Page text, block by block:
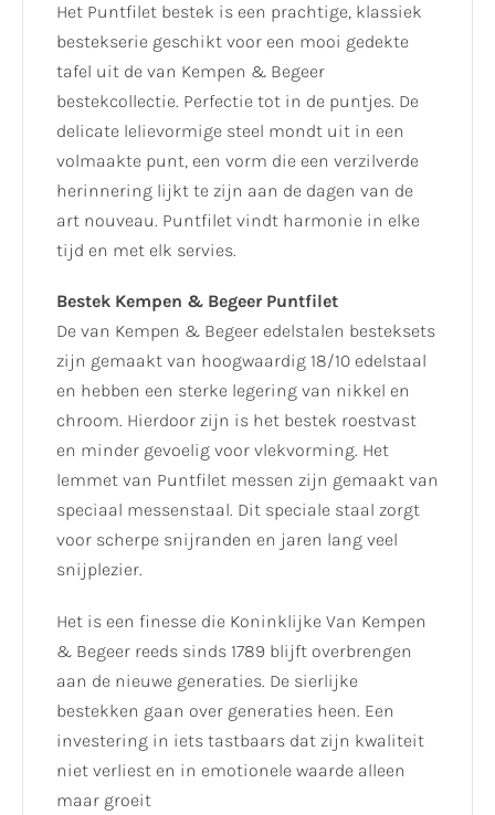
Het Puntfilet bestek is een prachtige, klassiek
bestekserie geschikt voor een mooi gedekte
tafel uit de van Kempen & Begeer
bestekcollectie. Perfectie tot in de puntjes. De
delicate lelievormige steel mondt uit in een
volmaakte punt, een vorm die een verzilverde
herinnering lijkt te zijn aan de dagen van de
art nouveau. Puntfilet vindt harmonie in elke
tijd en met elk servies.
Bestek Kempen & Begeer Puntfilet
De van Kempen & Begeer edelstalen besteksets
zijn gemaakt van hoogwaardig 18/10 edelstaal
en hebben een sterke legering van nikkel en
chroom. Hierdoor zijn is het bestek roestvast
en minder gevoelig voor vlekvorming. Het
lemmet van Puntfilet messen zijn gemaakt van
speciaal messenstaal. Dit speciale staal zorgt
voor scherpe snijranden en jaren lang veel
snijplezier.
Het is een finesse die Koninklijke Van Kempen
& Begeer reeds sinds 1789 blijft overbrengen
aan de nieuwe generaties. De sierlijke
bestekken gaan over generaties heen. Een
investering in iets tastbaars dat zijn kwaliteit
niet verliest en in emotionele waarde alleen
maar groeit